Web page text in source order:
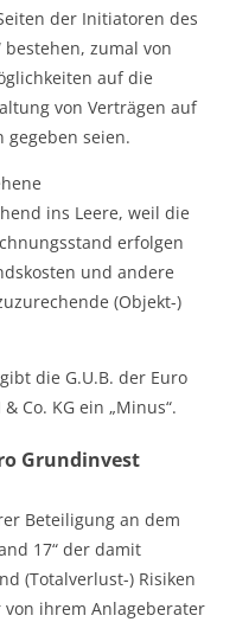
der Initiatoren des
bestehen, zumal von
auf die
von Verträgen auf
gegeben seien.
ins Leere, weil die
erfolgen
und andere
(Objekt-)
die G.U.B. der Euro
Co. KG ein „Minus“.
Grundinvest
Beteiligung an dem
17“ der damit
(Totalverlust-) Risiken
ihrem Anlageberater